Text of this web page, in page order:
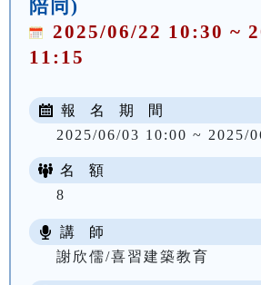
陪同)
2025/06/22 10:30 ~
11:15
報 名 期 間
2025/06/03 10:00 ~ 2025/
名 額
8
講 師
謝欣儒/喜習建築教育